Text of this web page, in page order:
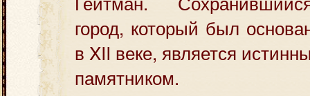
город, который был
в XII веке, является
памятником.